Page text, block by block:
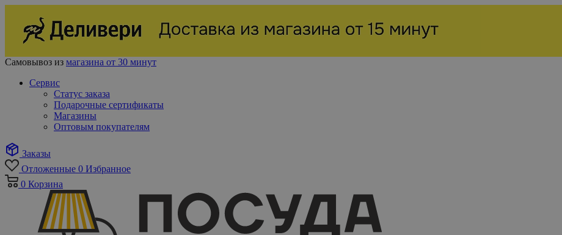
Самовывоз из магазина от 30 минут
Сервис
Статус заказа
Подарочные сертификаты
Магазины
Оптовым покупателям
Заказы
Отложенные 0 Избранное
0 Корзина